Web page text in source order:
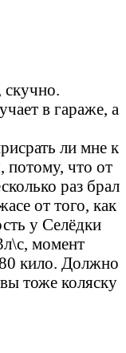
скучно.
в гараже, а
ли мне к
потому, что от
раз брал
от того, как
у Селёдки
момент
кило. Должно
тоже коляску